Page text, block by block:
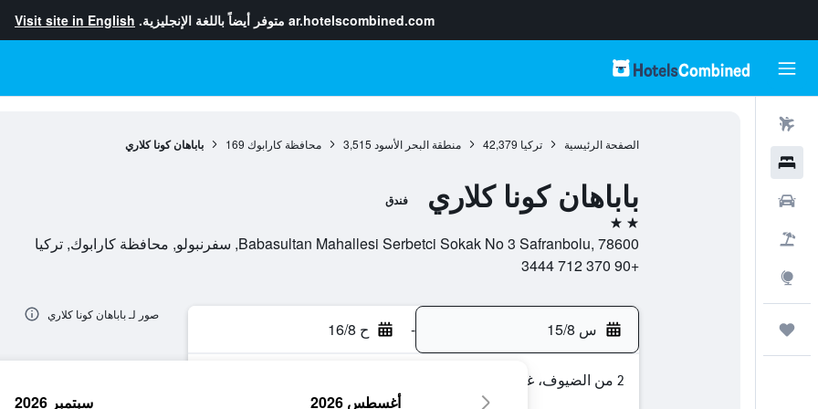
ar.hotelscombined.com متوفر أيضاً باللغة الإنجليزية. Visit site in English
الصفحة الرئيسية تركيا 42,379 منطقة البحر الأسود 3,515 محافظة كارابوك 169 باباهان كونا كلاري
باباهان كونا كلاري فندق
2 نجمتين
Babasultan Mahallesi Serbetci Sokak No 3 Safranbolu, 78600, سفرنبولو, محافظة كارابوك, تركيا
+90 370 712 3444
س 15/8 - ح 16/8
2 من الضيوف، غرفة واحدة
صور لـ باباهان كونا كلاري
أغسطس 2026 سبتمبر 2026